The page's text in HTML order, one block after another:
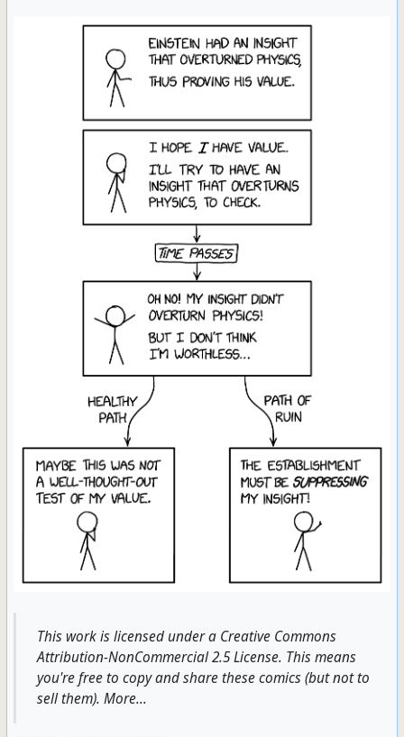
This work is licensed under a Creative Commons
Attribution-NonCommercial 2.5 License. This means
you're free to copy and share these comics (but not to
sell them). More...